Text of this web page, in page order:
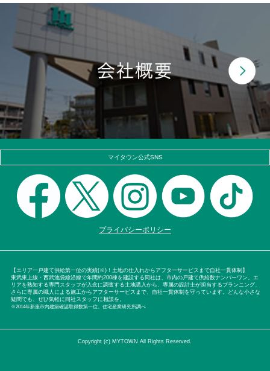
マイタウン公式SNS
プライバシーポリシー
【エリア一戸建て供給第一位の実績(※)！土地の仕入れからアフターサービスまで自社一貫体制】
東武東上線・西武池袋線沿線で年間約200棟を建設する同社は、市内の戸建て供給数ナンバーワン。エ
リアを熟知する専門スタッフが入念に調査する土地購入から、専属の設計士が担当するプランニング、
さらに専属の職人による施工からアフターサービスまで、自社一貫体制を守っています。どんな小さな
疑問でも、ぜひ気軽に同社スタッフに相談を。
※2014年新座市内建築確認取得数第一位。住宅産業研究所調べ
Copyright (c) MYTOWN All Rights Reserved.